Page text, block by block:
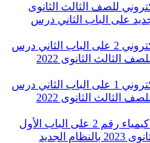
للصف الثالث الثانوى
الجديد على الباب الثاني درس
اختبار كيمياء الكتروني 2 على الباب الثاني درس
التحليل الكيفي للصف الثالث الثانوى 2022
اختبار كيمياء الكتروني 1 على الباب الثاني درس
التحليل الكيفي للصف الثالث الثانوى 2022
اختبار الكتروني كيمياء رقم 2 على الباب الأول
الجديد